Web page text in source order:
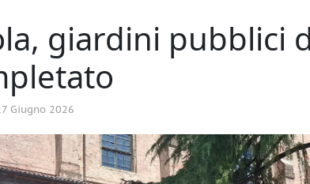
giardini pubblici
Giugno 2026